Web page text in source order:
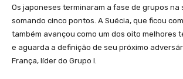
Os japoneses terminaram a fase de grupos na
somando cinco pontos. A Suécia, que ficou
também avançou como um dos oito melhores
e aguarda a definição de seu próximo
França, líder do Grupo I.